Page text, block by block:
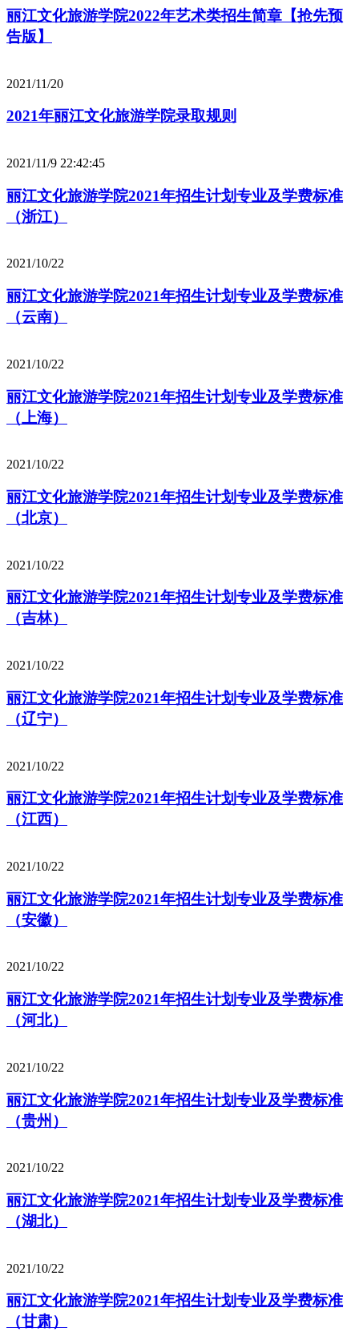
丽江文化旅游学院2022年艺术类招生简章【抢先预
告版】
2021/11/20
2021年丽江文化旅游学院录取规则
2021/11/9 22:42:45
丽江文化旅游学院2021年招生计划专业及学费标准
（浙江）
2021/10/22
丽江文化旅游学院2021年招生计划专业及学费标准
（云南）
2021/10/22
丽江文化旅游学院2021年招生计划专业及学费标准
（上海）
2021/10/22
丽江文化旅游学院2021年招生计划专业及学费标准
（北京）
2021/10/22
丽江文化旅游学院2021年招生计划专业及学费标准
（吉林）
2021/10/22
丽江文化旅游学院2021年招生计划专业及学费标准
（辽宁）
2021/10/22
丽江文化旅游学院2021年招生计划专业及学费标准
（江西）
2021/10/22
丽江文化旅游学院2021年招生计划专业及学费标准
（安徽）
2021/10/22
丽江文化旅游学院2021年招生计划专业及学费标准
（河北）
2021/10/22
丽江文化旅游学院2021年招生计划专业及学费标准
（贵州）
2021/10/22
丽江文化旅游学院2021年招生计划专业及学费标准
（湖北）
2021/10/22
丽江文化旅游学院2021年招生计划专业及学费标准
（甘肃）